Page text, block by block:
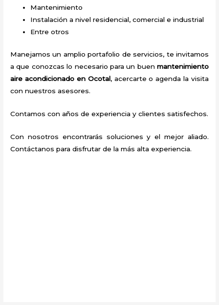
Mantenimiento
Instalación a nivel residencial, comercial e industrial
Entre otros
Manejamos un amplio portafolio de servicios, te invitamos
a que conozcas lo necesario para un buen mantenimiento
aire acondicionado en Ocotal, acercarte o agenda la visita
con nuestros asesores.
Contamos con años de experiencia y clientes satisfechos.
Con nosotros encontrarás soluciones y el mejor aliado.
Contáctanos para disfrutar de la más alta experiencia.